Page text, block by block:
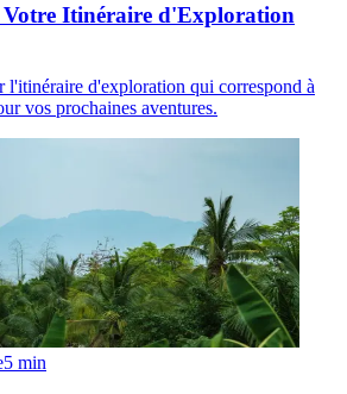
Itinéraire d'Exploration
l'itinéraire d'exploration qui correspond à
vos prochaines aventures.
5 min